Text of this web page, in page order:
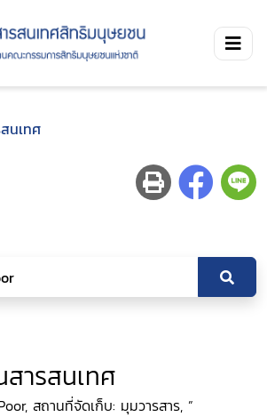
นเทศ
ารสนเทศ
สถานที่จัดเก็บ: มุมวารสาร, ”